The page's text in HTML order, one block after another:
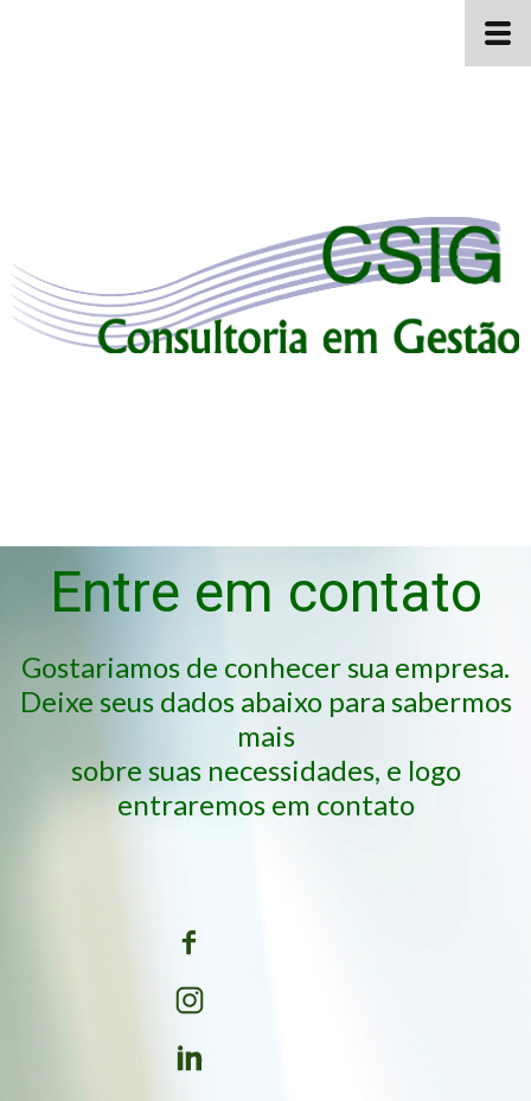
Entre em contato
Gostariamos de conhecer sua empresa.
Deixe seus dados abaixo para sabermos
mais
sobre suas necessidades, e logo
entraremos em contato